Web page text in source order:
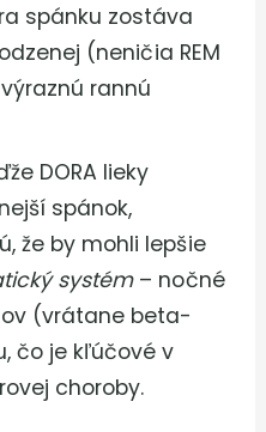
spánku zostáva
(neničia REM
rannú
DORA lieky
spánok,
že by mohli lepšie
systém– nočné
(vrátane beta-
čo je kľúčové v
choroby.